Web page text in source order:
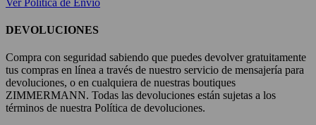
DEVOLUCIONES
Compra con seguridad sabiendo que puedes devolver gratuitamente
tus compras en línea a través de nuestro servicio de mensajería para
devoluciones, o en cualquiera de nuestras boutiques
ZIMMERMANN. Todas las devoluciones están sujetas a los
términos de nuestra Política de devoluciones.